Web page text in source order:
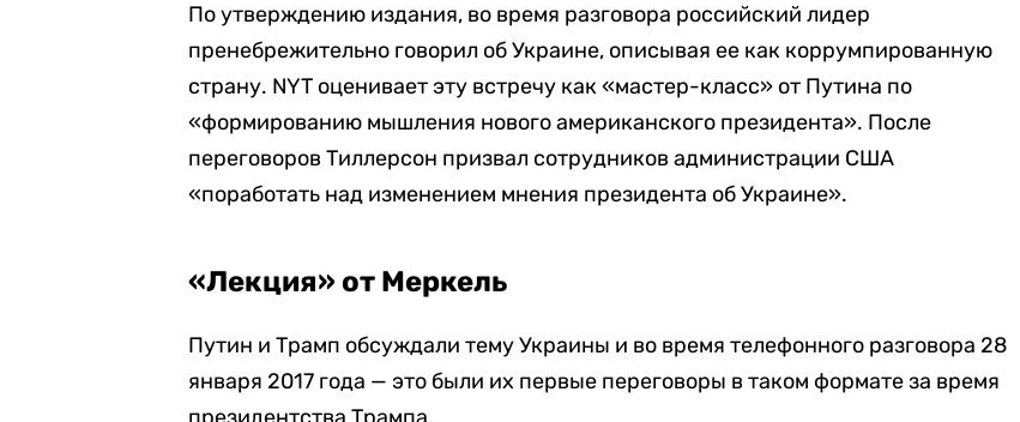
По утверждению издания, во время разговора российский лидер
пренебрежительно говорил об Украине, описывая ее как коррумпированную
страну. NYT оценивает эту встречу как «мастер-класс» от Путина по
«формированию мышления нового американского президента». После
переговоров Тиллерсон призвал сотрудников администрации США
«поработать над изменением мнения президента об Украине».
«Лекция» от Меркель
Путин и Трамп обсуждали тему Украины и во время телефонного разговора 28
января 2017 года — это были их первые переговоры в таком формате за время